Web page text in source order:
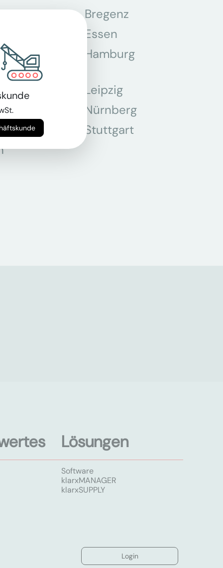
Bregenz
Essen
Hamburg
Leipzig
Nürnberg
Stuttgart
Lösungen
Software
klarxMANAGER
klarxSUPPLY
Login